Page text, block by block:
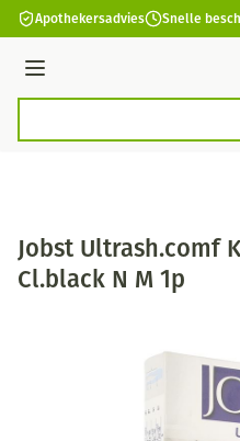
Ga naar de inhoud
Apothekersadvies Snelle
Menu
Jobst Ultrash.comf
Cl.black N M 1p